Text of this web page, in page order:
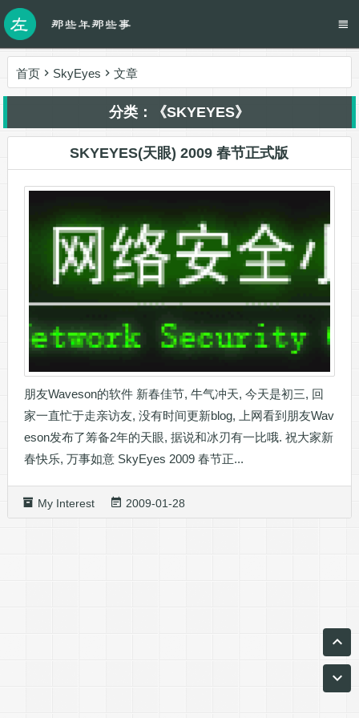
首页 SkyEyes 文章
分类：《SKYEYES》
SKYEYES(天眼) 2009 春节正式版
朋友Waveson的软件 新春佳节, 牛气冲天, 今天是初三, 回
家一直忙于走亲访友, 没有时间更新blog, 上网看到朋友Wav
eson发布了筹备2年的天眼, 据说和冰刃有一比哦. 祝大家新
春快乐, 万事如意 SkyEyes 2009 春节正...
My Interest 2009-01-28